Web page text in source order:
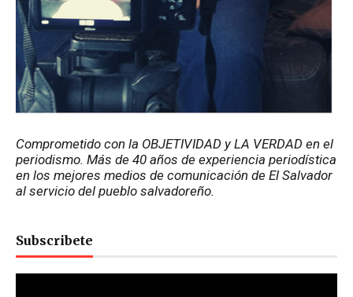
Comprometido con la OBJETIVIDAD y LA VERDAD en el
periodismo. Más de 40 años de experiencia periodística
en los mejores medios de comunicación de El Salvador
al servicio del pueblo salvadoreño.
Subscribete